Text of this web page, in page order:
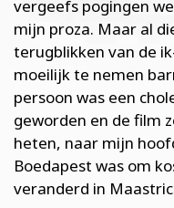
vergeefs pogingen
mijn proza. Maar al
terugblikken van de
moeilijk te nemen
persoon was een
geworden en de film
heten, naar mijn
Boedapest was om
veranderd in